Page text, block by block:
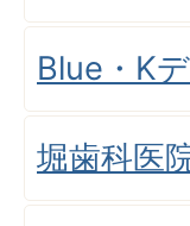
Blue・K
堀歯科医